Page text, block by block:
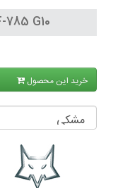
785 G10
خرید این محصول